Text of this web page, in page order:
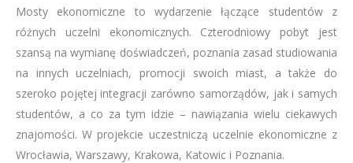
Mosty ekonomiczne to wydarzenie łączące studentów z
różnych uczelni ekonomicznych. Czterodniowy pobyt jest
szansą na wymianę doświadczeń, poznania zasad studiowania
na innych uczelniach, promocji swoich miast, a także do
szeroko pojętej integracji zarówno samorządów, jak i samych
studentów, a co za tym idzie – nawiązania wielu ciekawych
znajomości. W projekcie uczestniczą uczelnie ekonomiczne z
Wrocławia, Warszawy, Krakowa, Katowic i Poznania.